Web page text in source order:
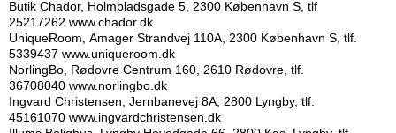
Butik Chador, Holmbladsgade 5, 2300 København S, tlf
25217262 www.chador.dk
UniqueRoom, Amager Strandvej 110A, 2300 København S, tlf.
5339437 www.uniqueroom.dk
NorlingBo, Rødovre Centrum 160, 2610 Rødovre, tlf.
36708040 www.norlingbo.dk
Ingvard Christensen, Jernbanevej 8A, 2800 Lyngby, tlf.
45161070 www.ingvardchristensen.dk